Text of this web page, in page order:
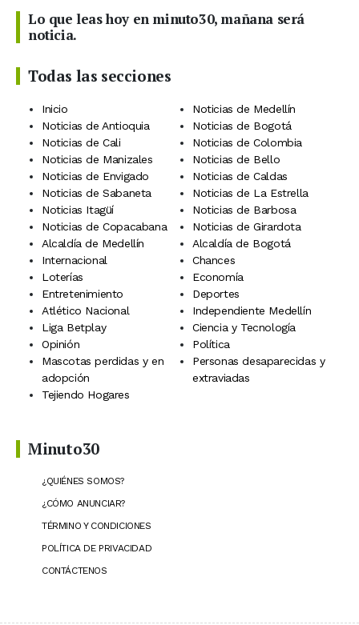
Lo que leas hoy en minuto30, mañana será
noticia.
Todas las secciones
Inicio
Noticias de Medellín
Noticias de Antioquia
Noticias de Bogotá
Noticias de Cali
Noticias de Colombia
Noticias de Manizales
Noticias de Bello
Noticias de Envigado
Noticias de Caldas
Noticias de Sabaneta
Noticias de La Estrella
Noticias Itagüí
Noticias de Barbosa
Noticias de Copacabana
Noticias de Girardota
Alcaldía de Medellín
Alcaldía de Bogotá
Internacional
Chances
Loterías
Economía
Entretenimiento
Deportes
Atlético Nacional
Independiente Medellín
Liga Betplay
Ciencia y Tecnología
Opinión
Política
Mascotas perdidas y en
adopción
Personas desaparecidas y
extraviadas
Tejiendo Hogares
Minuto30
¿QUIÉNES SOMOS?
¿CÓMO ANUNCIAR?
TÉRMINO Y CONDICIONES
POLÍTICA DE PRIVACIDAD
CONTÁCTENOS